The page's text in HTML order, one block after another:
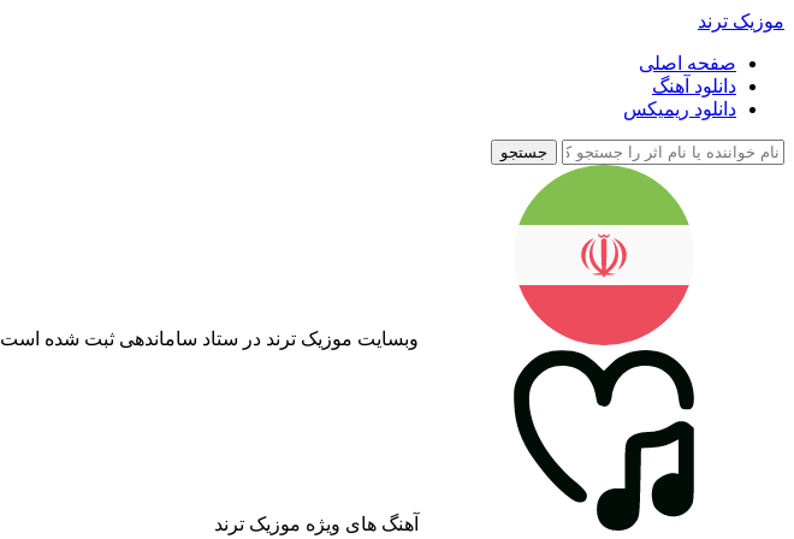
موزیک ترند
صفحه اصلی
دانلود آهنگ
دانلود ریمیکس
جستجو
وبسایت موزیک ترند در ستاد ساماندهی ثبت شده است
آهنگ های ویژه موزیک ترند